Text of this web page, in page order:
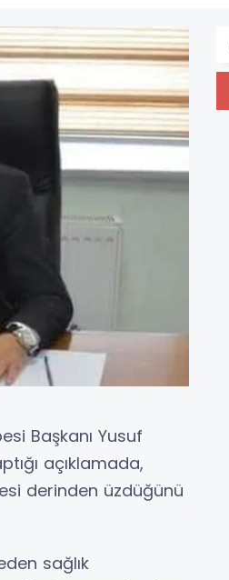
Başkanı Yusuf
açıklamada,
derinden üzdüğünü
sağlık